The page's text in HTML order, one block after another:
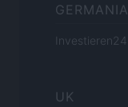
GERMANIA
Investieren24
UK